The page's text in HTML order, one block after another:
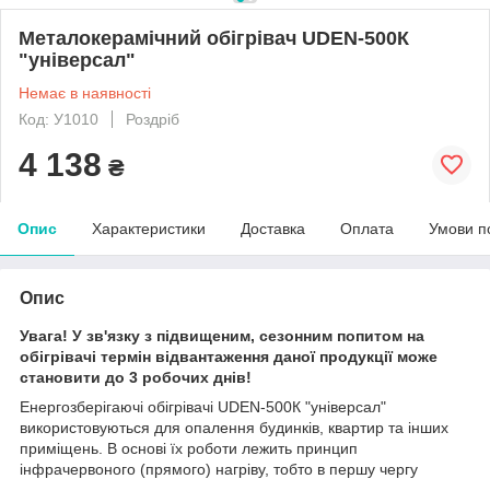
Металокерамічний обігрівач UDEN-500К
"універсал"
Немає в наявності
Код: У1010
Роздріб
4 138 ₴
Опис Характеристики Доставка Оплата Умови
Опис
Увага! У зв'язку з підвищеним, сезонним попитом на
обігрівачі термін відвантаження даної продукції може
становити до 3 робочих днів!
Енергозберігаючі обігрівачі UDEN-500К "універсал"
використовуються для опалення будинків, квартир та інших
приміщень. В основі їх роботи лежить принцип
інфрачервоного (прямого) нагріву, тобто в першу чергу